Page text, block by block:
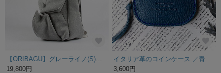
19,800円
イタリア革のコインケース ／青
3,600円